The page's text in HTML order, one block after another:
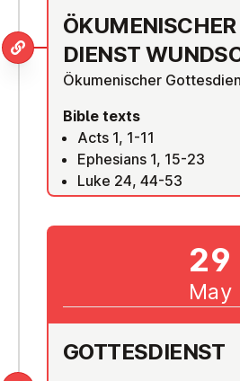
DI­ENST
Ökumenischer
Bible texts
Acts 1, 1-11
Ephesians 1, 15-23
Luke 24, 44-53
GOTTES­DI­ENST
29
May